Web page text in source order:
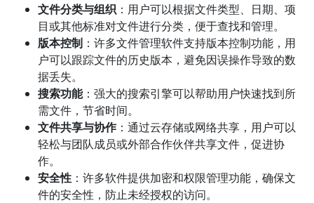
文件分类与组织 ：用户可以根据文件类型、日期、项
目或其他标准对文件进行分类，便于查找和管理。
版本控制 ：许多文件管理软件支持版本控制功能，用
户可以跟踪文件的历史版本，避免因误操作导致的数
据丢失。
搜索功能：强大的搜索引擎可以帮助用户快速找到所
需文件，节省时间。
文件共享与协作：通过云存储或网络共享，用户可以
轻松与团队成员或外部合作伙伴共享文件，促进协
作。
安全性 ：许多软件提供加密和权限管理功能，确保文
件的安全性，防止未经授权的访问。